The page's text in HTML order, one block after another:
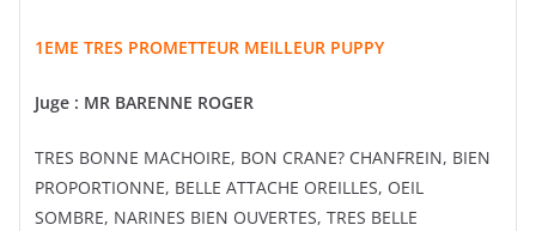
1EME TRES PROMETTEUR MEILLEUR PUPPY
Juge : MR BARENNE ROGER
TRES BONNE MACHOIRE, BON CRANE? CHANFREIN, BIEN
PROPORTIONNE, BELLE ATTACHE OREILLES, OEIL
SOMBRE, NARINES BIEN OUVERTES, TRES BELLE